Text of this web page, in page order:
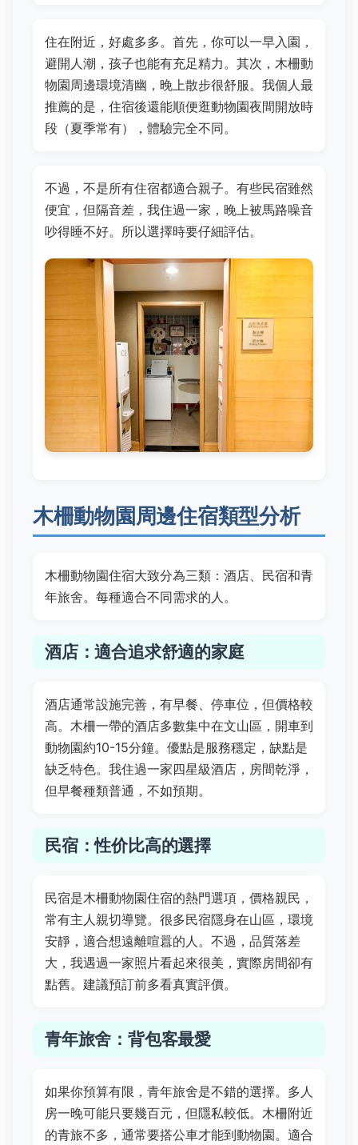
住在附近，好處多多。首先，你可以一早入園，
避開人潮，孩子也能有充足精力。其次，木柵動
物園周邊環境清幽，晚上散步很舒服。我個人最
推薦的是，住宿後還能順便逛動物園夜間開放時
段（夏季常有），體驗完全不同。
不過，不是所有住宿都適合親子。有些民宿雖然
便宜，但隔音差，我住過一家，晚上被馬路噪音
吵得睡不好。所以選擇時要仔細評估。
木柵動物園周邊住宿類型分析
木柵動物園住宿大致分為三類：酒店、民宿和青
年旅舍。每種適合不同需求的人。
酒店：適合追求舒適的家庭
酒店通常設施完善，有早餐、停車位，但價格較
高。木柵一帶的酒店多數集中在文山區，開車到
動物園約10-15分鐘。優點是服務穩定，缺點是
缺乏特色。我住過一家四星級酒店，房間乾淨，
但早餐種類普通，不如預期。
民宿：性价比高的選擇
民宿是木柵動物園住宿的熱門選項，價格親民，
常有主人親切導覽。很多民宿隱身在山區，環境
安靜，適合想遠離喧囂的人。不過，品質落差
大，我遇過一家照片看起來很美，實際房間卻有
點舊。建議預訂前多看真實評價。
青年旅舍：背包客最愛
如果你預算有限，青年旅舍是不錯的選擇。多人
房一晚可能只要幾百元，但隱私較低。木柵附近
的青旅不多，通常要搭公車才能到動物園。適合